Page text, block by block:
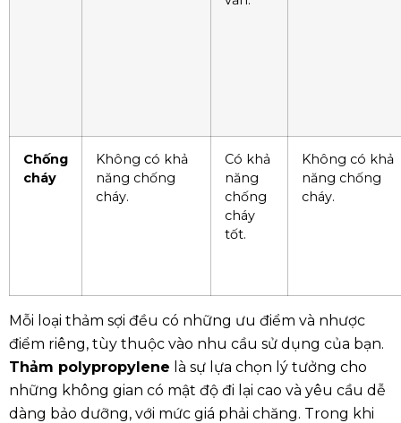
Chống
cháy
Không có khả
năng chống
cháy.
Có khả
năng
chống
cháy
tốt.
Không có khả
năng chống
cháy.
Mỗi loại thảm sợi đều có những ưu điểm và nhược
điểm riêng, tùy thuộc vào nhu cầu sử dụng của bạn.
Thảm polypropylene là sự lựa chọn lý tưởng cho
những không gian có mật độ đi lại cao và yêu cầu dễ
dàng bảo dưỡng, với mức giá phải chăng. Trong khi